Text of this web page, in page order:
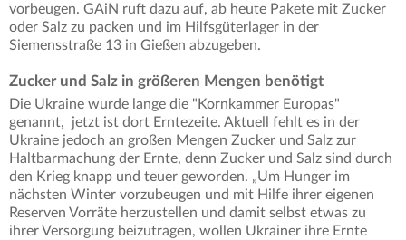
vorbeugen. GAiN ruft dazu auf, ab heute Pakete mit Zucker
oder Salz zu packen und im Hilfsgüterlager in der
Siemensstraße 13 in Gießen abzugeben.
Zucker und Salz in größeren Mengen benötigt
Die Ukraine wurde lange die "Kornkammer Europas"
genannt, jetzt ist dort Erntezeite. Aktuell fehlt es in der
Ukraine jedoch an großen Mengen Zucker und Salz zur
Haltbarmachung der Ernte, denn Zucker und Salz sind durch
den Krieg knapp und teuer geworden. „Um Hunger im
nächsten Winter vorzubeugen und mit Hilfe ihrer eigenen
Reserven Vorräte herzustellen und damit selbst etwas zu
ihrer Versorgung beizutragen, wollen Ukrainer ihre Ernte